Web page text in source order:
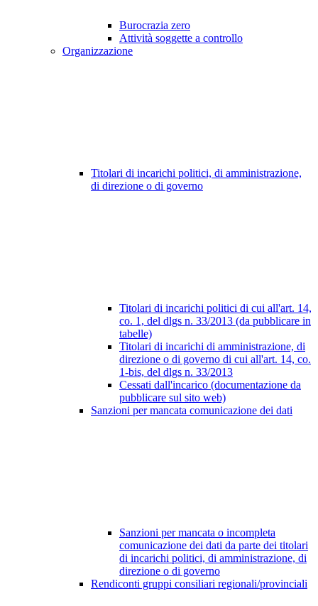
Burocrazia zero
Attività soggette a controllo
Organizzazione
Titolari di incarichi politici, di amministrazione,
di direzione o di governo
Titolari di incarichi politici di cui all'art. 14,
co. 1, del dlgs n. 33/2013 (da pubblicare in
tabelle)
Titolari di incarichi di amministrazione, di
direzione o di governo di cui all'art. 14, co.
1-bis, del dlgs n. 33/2013
Cessati dall'incarico (documentazione da
pubblicare sul sito web)
Sanzioni per mancata comunicazione dei dati
Sanzioni per mancata o incompleta
comunicazione dei dati da parte dei titolari
di incarichi politici, di amministrazione, di
direzione o di governo
Rendiconti gruppi consiliari regionali/provinciali